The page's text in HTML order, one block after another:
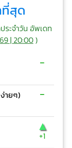
สุด
ะจำวัน อัพเดท
| 20:00)
-
ายๆ) -
▲
+1